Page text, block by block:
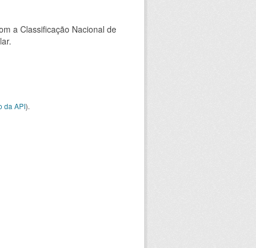
a Classificação Nacional de
da API).